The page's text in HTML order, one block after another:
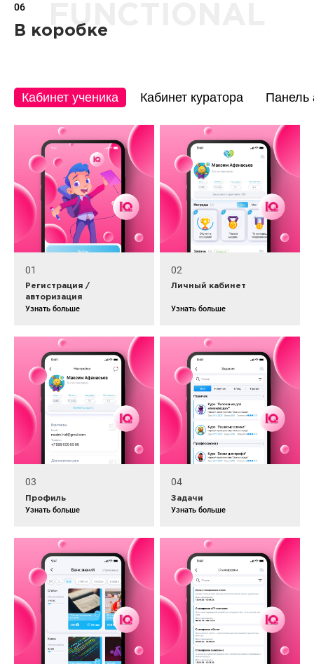
FUNCTIONAL
06
В коробке
Кабинет ученика Кабинет куратора Панель
01
Регистрация /
авторизация
Узнать больше
02
Личный кабинет
Узнать больше
03
Профиль
Узнать больше
04
Задачи
Узнать больше